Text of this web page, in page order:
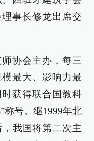
事长修龙出席交
协会主办，每三
最大、影响力最
获得联合国教科
称号。继1999年北
我国将第二次主